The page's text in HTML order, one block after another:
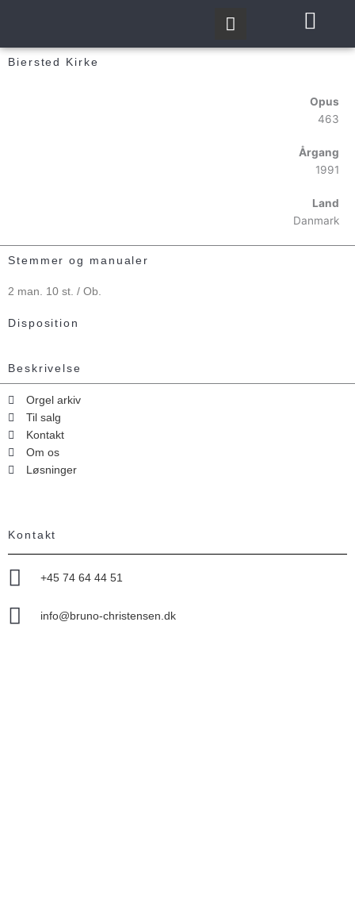
Biersted Kirke
Opus
463
Årgang
1991
Land
Danmark
Stemmer og manualer
2 man. 10 st. / Ob.
Disposition
Beskrivelse
Orgel arkiv
Til salg
Kontakt
Om os
Løsninger
Kontakt
+45 74 64 44 51
info@bruno-christensen.dk